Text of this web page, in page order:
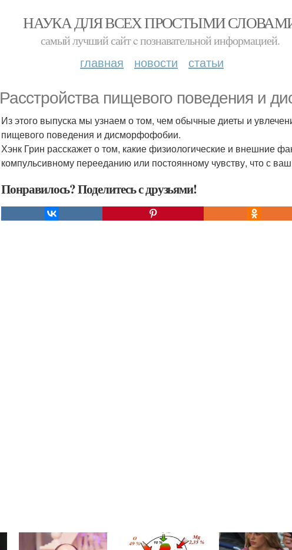
НАУКА ДЛЯ ВСЕХ ПРОСТЫМИ
самый лучший сайт c познавательной информацией.
главная новости статьи
Расстройства пищевого поведения и
Из этого выпуска мы узнаем о том, чем обычные диеты и
пищевого поведения и дисморфофобии.
Хэнк Грин расскажет о том, какие физиологические и внешние
компульсивному перееданию или постоянному чувству, что с
Понравилось? Поделитесь с друзьями!